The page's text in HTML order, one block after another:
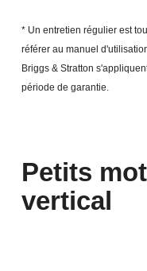
* Un entretien régulier est
référer au manuel
Briggs & Stratton
période de garantie.
Petits
vertical